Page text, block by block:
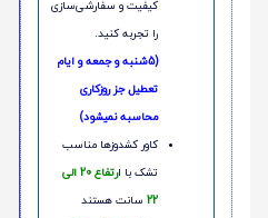
کیفیت و سفارشی‌سازی
را تجربه کنید.
(5شنبه و جمعه و ایام
تعطیل جز روزکاری
محاسبه نمیشود)
کاور کشدوزها مناسب
تشک با ا
رتفاع 20 الی
22 سانت هستند